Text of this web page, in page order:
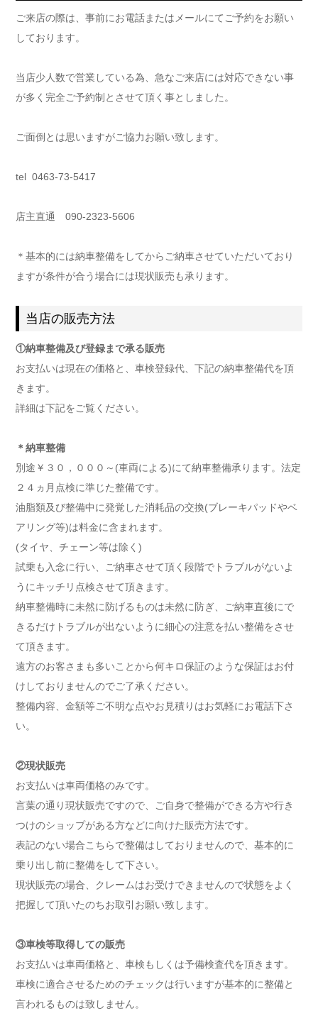
ご来店の際は、事前にお電話またはメールにてご予約をお願い
しております。
当店少人数で営業している為、急なご来店には対応できない事
が多く完全ご予約制とさせて頂く事としました。
ご面倒とは思いますがご協力お願い致します。
tel 0463-73-5417
店主直通 090-2323-5606
＊基本的には納車整備をしてからご納車させていただいており
ますが条件が合う場合には現状販売も承ります。
当店の販売方法
①納車整備及び登録まで承る販売
お支払いは現在の価格と、車検登録代、下記の納車整備代を頂
きます。
詳細は下記をご覧ください。
＊納車整備
別途￥３０，０００～(車両による)にて納車整備承ります。法定
２４ヵ月点検に準じた整備です。
油脂類及び整備中に発覚した消耗品の交換(ブレーキパッドやベ
アリング等)は料金に含まれます。
(タイヤ、チェーン等は除く)
試乗も入念に行い、ご納車させて頂く段階でトラブルがないよ
うにキッチリ点検させて頂きます。
納車整備時に未然に防げるものは未然に防ぎ、ご納車直後にで
きるだけトラブルが出ないように細心の注意を払い整備をさせ
て頂きます。
遠方のお客さまも多いことから何キロ保証のような保証はお付
けしておりませんのでご了承ください。
整備内容、金額等ご不明な点やお見積りはお気軽にお電話下さ
い。
②現状販売
お支払いは車両価格のみです。
言葉の通り現状販売ですので、ご自身で整備ができる方や行き
つけのショップがある方などに向けた販売方法です。
表記のない場合こちらで整備はしておりませんので、基本的に
乗り出し前に整備をして下さい。
現状販売の場合、クレームはお受けできませんので状態をよく
把握して頂いたのちお取引お願い致します。
③車検等取得しての販売
お支払いは車両価格と、車検もしくは予備検査代を頂きます。
車検に適合させるためのチェックは行いますが基本的に整備と
言われるものは致しません。